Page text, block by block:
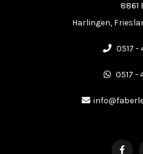
8861
Harlingen,
0517 -
0517 -